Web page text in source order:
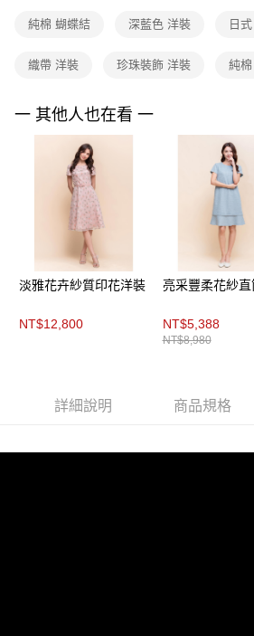
購買商品的店家。未經商家同意取消之訂單仍視
※ 交易是否成功請以「AFTEE先享後付 」之結
是否繳費成功／繳費後需取消欲退款等相關疑問
【注意事項】
１．透過由恩沛科技股份有限公司提供之「
易，需依本服務之必要範圍內提供個人資料，
權轉讓予恩沛科技股份有限公司。
２．關於個人資料處理事宜，請瀏覽以下網址：
https://aftee.tw/terms/#terms3
３．未成年的使用者請事先徵得法定代理人或監
「AFTEE先享後付」，若未經同意申辦者引起
４．使用「AFTEE先享後付」時，將依據個別
時審查核予不同之上限額度；若仍有額度不足
５．嚴禁一人註冊多個帳號或使用他人資訊註冊
恩沛科技股份有限公司將有權停止該用戶之使
每筆NT$90，滿NT$3,600(含以上)免運費
付款後7-11取貨
黑貓宅配
每筆NT$90，滿NT$3,600(含以上)免運費
離島宅配 (蘭嶼恕不配送)
每筆NT$200，滿NT$8,000(含以上)免運費
付款後門市自取
純棉 蝴蝶結 深藍色 洋裝 日
織帶 洋裝 珍珠裝飾 洋裝 純
一 其他人也在看 一
淡雅花卉紗質印花洋裝
NT$12,800
亮采豐柔花紗直
NT$5,388
NT$8,980
詳細說明 商品規格